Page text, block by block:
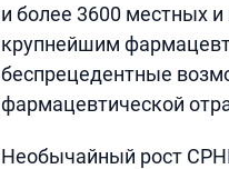
и более 3600 местных
крупнейшим
беспрецедентные
фармацевтической
Необычайный рост